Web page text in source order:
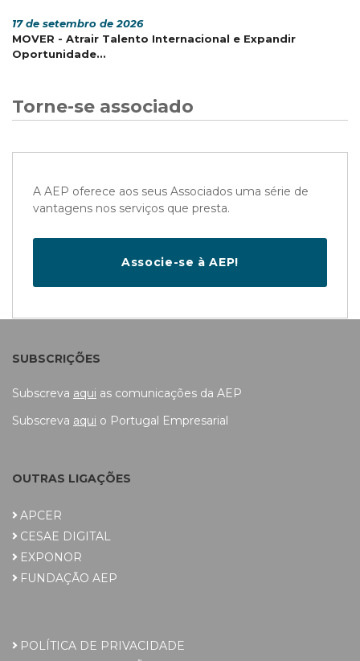
17 de setembro de 2026
MOVER - Atrair Talento Internacional e Expandir
Oportunidade...
Torne-se associado
A AEP oferece aos seus Associados uma série de
vantagens nos serviços que presta.
Associe-se à AEP!
SUBSCRIÇÕES
Subscreva aqui as comunicações da AEP
Subscreva aqui o Portugal Empresarial
OUTRAS LIGAÇÕES
APCER
CESAE DIGITAL
EXPONOR
FUNDAÇÃO AEP
POLÍTICA DE PRIVACIDADE